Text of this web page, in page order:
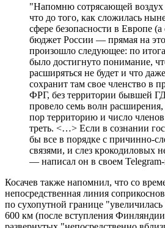
"Напомню сотрясающей воздух
что до того, как сложилась
сфере безопасности в Европе
бюджет России — прямая на
произошло следующее: по
было достигнуто понимание,
расширяться не будет и что
сохранит там свое членство в
ФРГ, без территории бывшей
провело семь волн расширения,
пор территорию и число
треть. <…> Если в сознании
бы все в порядке с причинно-
связями, и слез крокодиловых
— написал он в своем Telegram-
Косачев также напомнил, что со
непосредственная линия
по сухопутной границе
600 км (после вступления